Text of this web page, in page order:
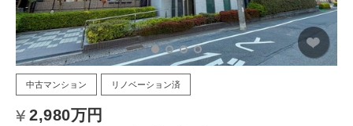
中古マンション リノベーション済
2,980万円